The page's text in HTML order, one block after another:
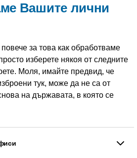
Вашите лични
за това как обработваме
изберете някоя от следните
Моля, имайте предвид, че
тук, може да не са от
на държавата, в която се